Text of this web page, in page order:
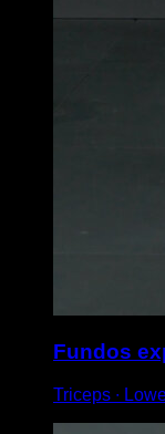
Fundos
Triceps ∙